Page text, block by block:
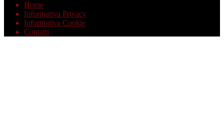
Home
Informativa Privacy
Informativa Cookie
Contatti